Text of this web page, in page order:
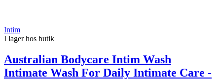
Intim
I lager hos butik
Australian Bodycare Intim Wash
Intimate Wash For Daily Intimate Care -